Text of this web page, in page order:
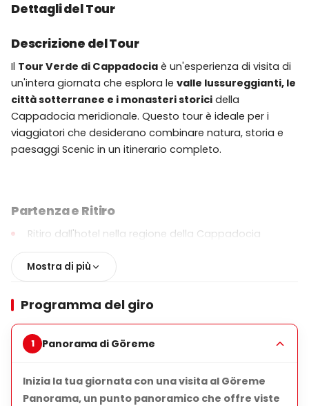
Dettagli del Tour
Descrizione del Tour
Il Tour Verde di Cappadocia è un'esperienza di visita di
un'intera giornata che esplora le valle lussureggianti, le
città sotterranee e i monasteri storici della
Cappadocia meridionale. Questo tour è ideale per i
viaggiatori che desiderano combinare natura, storia e
paesaggi Scenic in un itinerario completo.
Partenza e Ritiro
Ritiro dall'hotel nella regione della Cappadocia
Veicolo confortevole e climatizzato
Orario di partenza fisso (varia a seconda della
Principali Attrazioni
Panorama di Göreme
Punto panoramico con viste mozzafiato su Göreme
e le camini delle fate.
Mostra di più
Programma del giro
Panorama di Göreme
Inizia la tua giornata con una visita al Göreme
Panorama, un punto panoramico che offre viste